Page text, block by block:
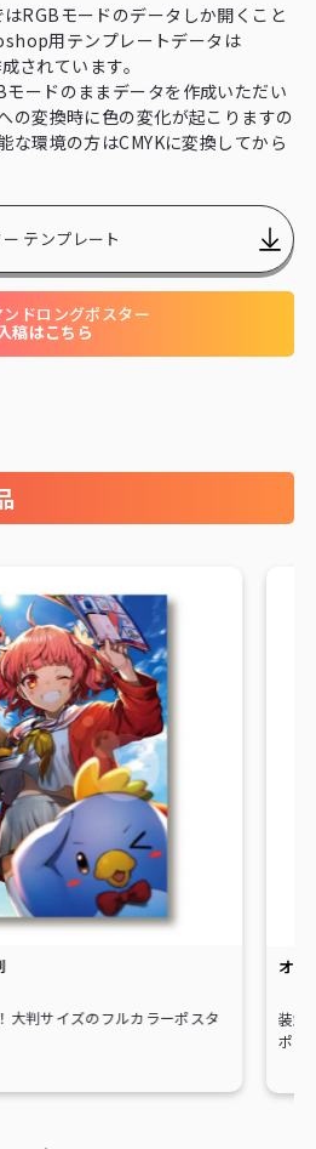
RGBモードのデータしか開くこと
用テンプレートデータは
されています。
ードのままデータを作成いただい
の変換時に色の変化が起こりますの
な環境の方はCMYKに変換してから
テンプレート
ドロングポスター
稿はこちら
大判サイズのフルカラーポスタ
オン
装飾
ポス